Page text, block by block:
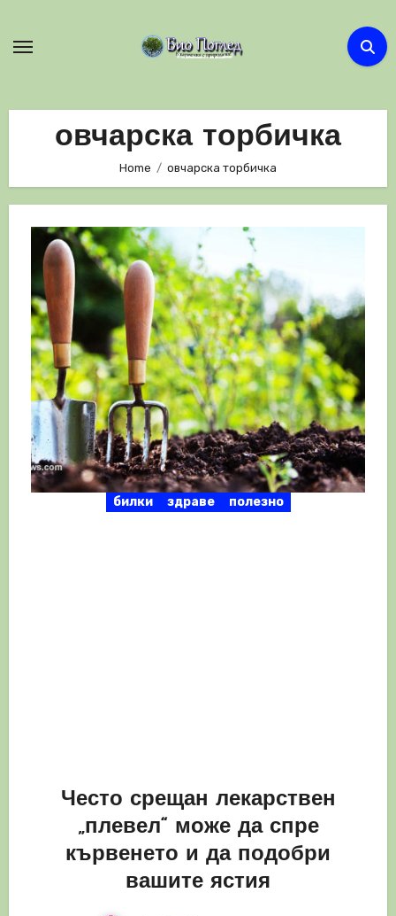
овчарска торбичка
Home овчарска торбичка
билки здраве полезно
Често срещан лекарствен
„плевел“ може да спре
кървенето и да подобри
вашите ястия